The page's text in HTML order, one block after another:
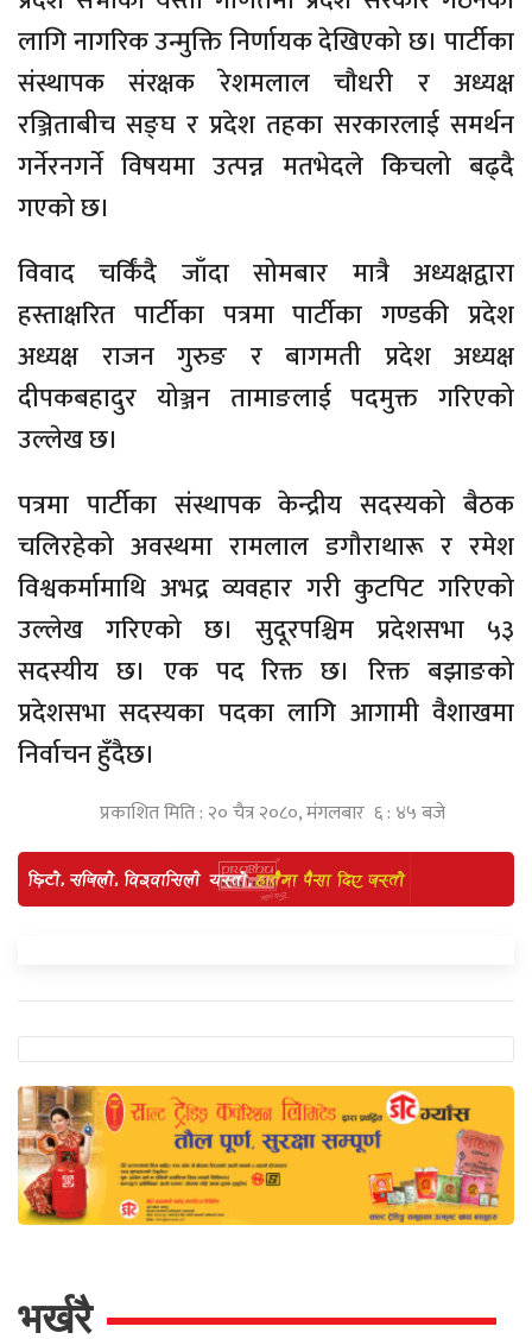
लागि नागरिक उन्मुक्ति निर्णायक देखिएको छ। पार्टीका
संस्थापक संरक्षक रेशमलाल चौधरी र अध्यक्ष
रञ्जिताबीच सङ्घ र प्रदेश तहका सरकारलाई समर्थन
गर्नेरनगर्ने विषयमा उत्पन्न मतभेदले किचलो बढ्दै
गएको छ।
विवाद चर्किंदै जाँदा सोमबार मात्रै अध्यक्षद्वारा
हस्ताक्षरित पार्टीका पत्रमा पार्टीका गण्डकी प्रदेश
अध्यक्ष राजन गुरुङ र बागमती प्रदेश अध्यक्ष
दीपकबहादुर योञ्जन तामाङलाई पदमुक्त गरिएको
उल्लेख छ।
पत्रमा पार्टीका संस्थापक केन्द्रीय सदस्यको बैठक
चलिरहेको अवस्थमा रामलाल डगौराथारू र रमेश
विश्वकर्मामाथि अभद्र व्यवहार गरी कुटपिट गरिएको
उल्लेख गरिएको छ। सुदूरपश्चिम प्रदेशसभा ५३
सदस्यीय छ। एक पद रिक्त छ। रिक्त बझाङको
प्रदेशसभा सदस्यका पदका लागि आगामी वैशाखमा
निर्वाचन हुँदैछ।
प्रकाशित मिति : २० चैत्र २०८०, मंगलबार ६ : ४५ बजे
भर्खरै